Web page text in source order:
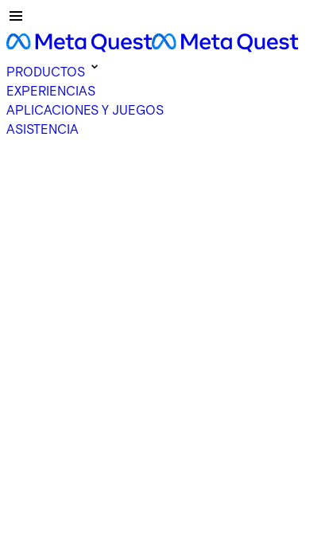
PRODUCTOS
EXPERIENCIAS
APLICACIONES Y JUEGOS
ASISTENCIA